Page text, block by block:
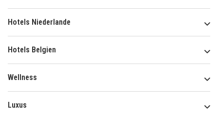
Hotels Niederlande
Hotels Belgien
Wellness
Luxus